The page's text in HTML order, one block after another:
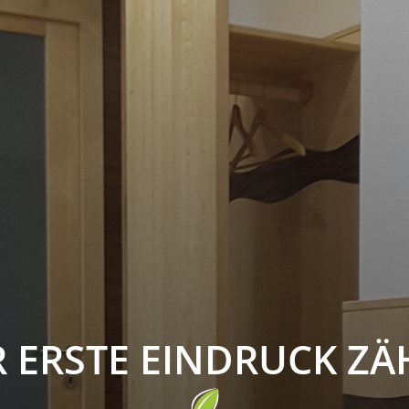
ERSTE EINDRUCK